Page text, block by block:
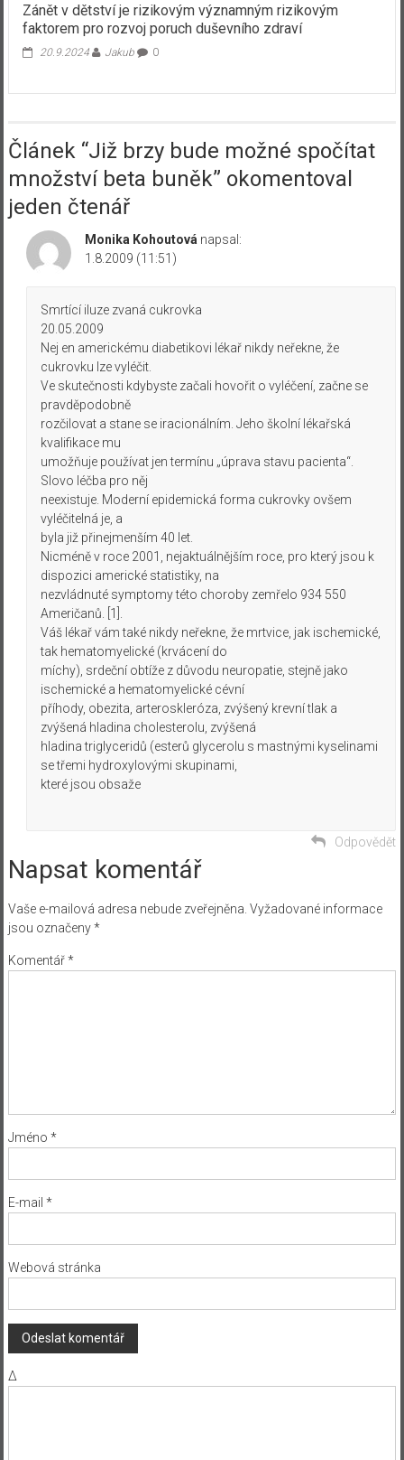
Zánět v dětství je rizikovým významným rizikovým
faktorem pro rozvoj poruch duševního zdraví
20.9.2024 Jakub 0
Článek “Již brzy bude možné spočítat
množství beta buněk” okomentoval
jeden čtenář
Monika Kohoutová napsal:
1.8.2009 (11:51)
Smrtící iluze zvaná cukrovka
20.05.2009
Nej en americkému diabetikovi lékař nikdy neřekne, že
cukrovku lze vyléčit.
Ve skutečnosti kdybyste začali hovořit o vyléčení, začne se
pravděpodobně
rozčilovat a stane se iracionálním. Jeho školní lékařská
kvalifikace mu
umožňuje používat jen termínu „úprava stavu pacienta“.
Slovo léčba pro něj
neexistuje. Moderní epidemická forma cukrovky ovšem
vyléčitelná je, a
byla již přinejmenším 40 let.
Nicméně v roce 2001, nejaktuálnějším roce, pro který jsou k
dispozici americké statistiky, na
nezvládnuté symptomy této choroby zemřelo 934 550
Američanů. [1].
Váš lékař vám také nikdy neřekne, že mrtvice, jak ischemické,
tak hematomyelické (krvácení do
míchy), srdeční obtíže z důvodu neuropatie, stejně jako
ischemické a hematomyelické cévní
příhody, obezita, arteroskleróza, zvýšený krevní tlak a
zvýšená hladina cholesterolu, zvýšená
hladina triglyceridů (esterů glycerolu s mastnými kyselinami
se třemi hydroxylovými skupinami,
které jsou obsaže
Odpovědět
Napsat komentář
Vaše e-mailová adresa nebude zveřejněna. Vyžadované informace
jsou označeny*
Komentář*
Jméno *
E-mail *
Webová stránka
Δ